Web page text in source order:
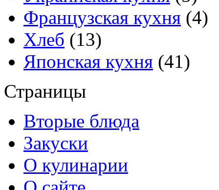
Французская кухня (4)
Хлеб (13)
Японская кухня (41)
Страницы
Вторые блюда
Закуски
О кулинарии